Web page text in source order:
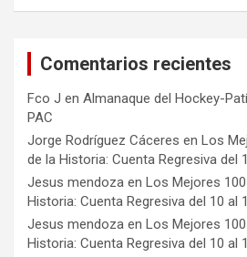
Comentarios recientes
Fco J en Almanaque del Hockey-
PAC
Jorge Rodríguez Cáceres en Los
de la Historia: Cuenta Regresiva del
Jesus mendoza en Los Mejores
Historia: Cuenta Regresiva del 10 al 1
Jesus mendoza en Los Mejores
Historia: Cuenta Regresiva del 10 al 1